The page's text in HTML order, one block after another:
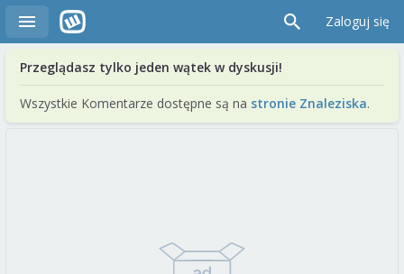
Zaloguj się
Przeglądasz tylko jeden wątek w dyskusji!
Wszystkie Komentarze dostępne są na stronie Znaleziska.